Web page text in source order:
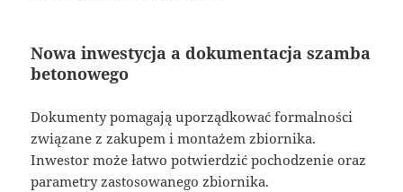
Nowa inwestycja a dokumentacja szamba
betonowego
Dokumenty pomagają uporządkować formalności
związane z zakupem i montażem zbiornika.
Inwestor może łatwo potwierdzić pochodzenie oraz
parametry zastosowanego zbiornika.